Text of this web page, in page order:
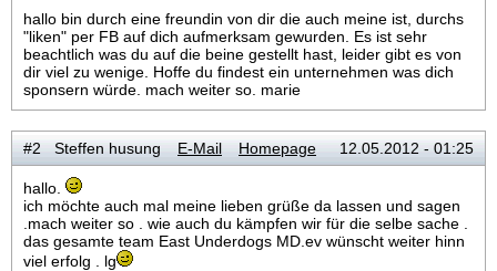
hallo bin durch eine freundin von dir die auch meine ist, durchs
"liken" per FB auf dich aufmerksam gewurden. Es ist sehr
beachtlich was du auf die beine gestellt hast, leider gibt es von
dir viel zu wenige. Hoffe du findest ein unternehmen was dich
sponsern würde. mach weiter so. marie
#2 Steffen husung E-Mail Homepage 12.05.2012 - 01:25
hallo.
ich möchte auch mal meine lieben grüße da lassen und sagen
.mach weiter so . wie auch du kämpfen wir für die selbe sache .
das gesamte team East Underdogs MD.ev wünscht weiter hinn
viel erfolg . lg